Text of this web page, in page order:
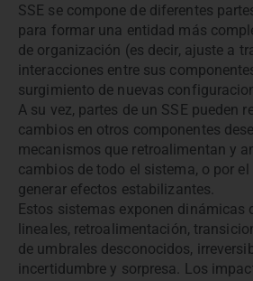
SSE se compone de diferentes
para formar una entidad más
de organización (es decir, ajuste a
interacciones entre sus
surgimiento de nuevas
A su vez, partes de un SSE pueden
cambios en otros componentes
mecanismos que retroalimentan y
cambios de todo el sistema, o por
generar efectos estabilizantes.
Estos sistemas exponen dinámicas
lineales, retroalimentación,
de umbrales desconocidos,
incertidumbre y sorpresa. Los